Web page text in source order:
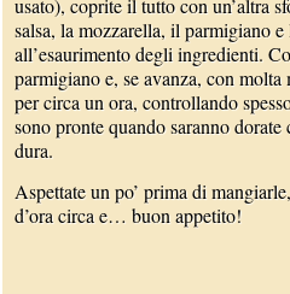
usato), coprite il tutto con un’altra
salsa, la mozzarella, il parmigiano
all’esaurimento degli ingredienti.
parmigiano e, se avanza, con
per circa un ora, controllando
sono pronte quando saranno
dura.
Aspettate un po’ prima di
d’ora circa e… buon appetito!